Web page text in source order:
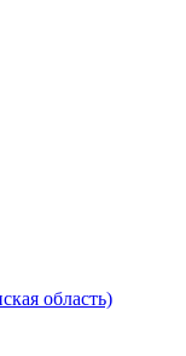
область)